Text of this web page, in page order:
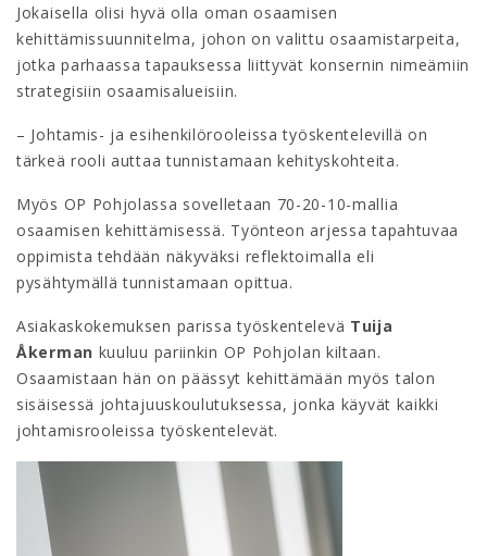
Jokaisella olisi hyvä olla oman osaamisen
kehittämissuunnitelma, johon on valittu osaamistarpeita,
jotka parhaassa tapauksessa liittyvät konsernin nimeämiin
strategisiin osaamisalueisiin.
– Johtamis- ja esihenkilörooleissa työskentelevillä on
tärkeä rooli auttaa tunnistamaan kehityskohteita.
Myös OP Pohjolassa sovelletaan 70-20-10-mallia
osaamisen kehittämisessä. Työnteon arjessa tapahtuvaa
oppimista tehdään näkyväksi reflektoimalla eli
pysähtymällä tunnistamaan opittua.
Asiakaskokemuksen parissa työskentelevä Tuija
Åkerman kuuluu pariinkin OP Pohjolan kiltaan.
Osaamistaan hän on päässyt kehittämään myös talon
sisäisessä johtajuuskoulutuksessa, jonka käyvät kaikki
johtamisrooleissa työskentelevät.